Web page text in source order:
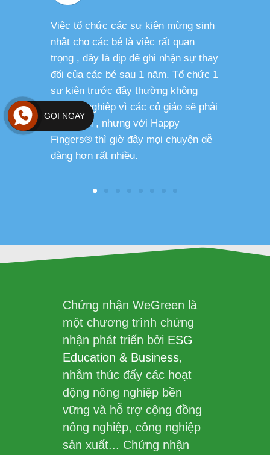
Việc tổ chức các sự kiện mừng sinh
nhật cho các bé là việc rất quan
trọng , đây là dịp để ghi nhận sự thay
đổi của các bé sau 1 năm. Tổ chức 1
sự kiện trước đây thường không
chuyên nghiệp vì các cô giáo sẽ phải
phụ trách , nhưng với Happy
Fingers® thì giờ đây mọi chuyện dễ
dàng hơn rất nhiều.
Chứng nhận WeGreen là
một chương trình chứng
nhận phát triển bởi ESG
Education & Business,
nhằm thúc đẩy các hoạt
động nông nghiệp bền
vững và hỗ trợ cộng đồng
nông nghiệp, công nghiệp
sản xuất... Chứng nhận
GỌI NGAY